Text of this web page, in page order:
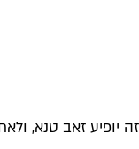
יופיע זאב טנא,